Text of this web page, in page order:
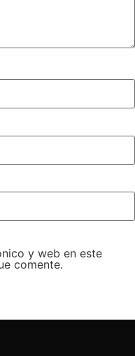
y web en este
comente.